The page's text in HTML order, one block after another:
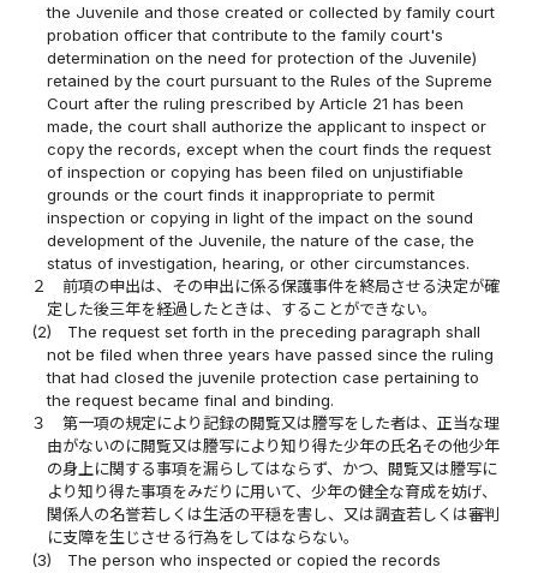
the Juvenile and those created or collected by family court
probation officer that contribute to the family court's
determination on the need for protection of the Juvenile)
retained by the court pursuant to the Rules of the Supreme
Court after the ruling prescribed by Article 21 has been
made, the court shall authorize the applicant to inspect or
copy the records, except when the court finds the request
of inspection or copying has been filed on unjustifiable
grounds or the court finds it inappropriate to permit
inspection or copying in light of the impact on the sound
development of the Juvenile, the nature of the case, the
status of investigation, hearing, or other circumstances.
２
前項の申出は、その申出に係る保護事件を終局させる決定が確
定した後三年を経過したときは、することができない。
(2)
The request set forth in the preceding paragraph shall
not be filed when three years have passed since the ruling
that had closed the juvenile protection case pertaining to
the request became final and binding.
３
第一項の規定により記録の閲覧又は謄写をした者は、正当な理
由がないのに閲覧又は謄写により知り得た少年の氏名その他少年
の身上に関する事項を漏らしてはならず、かつ、閲覧又は謄写に
より知り得た事項をみだりに用いて、少年の健全な育成を妨げ、
関係人の名誉若しくは生活の平穏を害し、又は調査若しくは審判
に支障を生じさせる行為をしてはならない。
(3)
The person who inspected or copied the records